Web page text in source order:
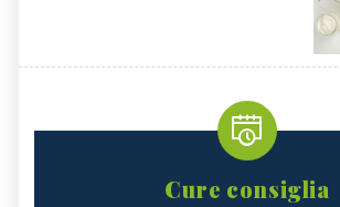
Cure consiglia